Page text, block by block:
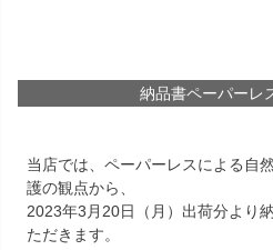
納品書ペーパーレ
当店では、ペーパーレスによる自
護の観点から、
2023年3月20日（月）出荷分より
ただきます。